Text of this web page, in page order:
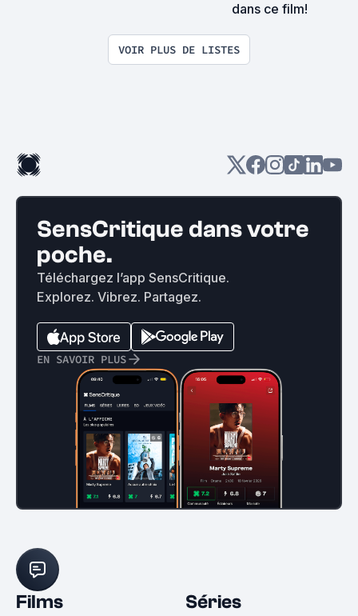
dans ce film!
VOIR PLUS DE LISTES
SensCritique dans votre
poche.
Téléchargez l’app SensCritique.
Explorez. Vibrez. Partagez.
EN SAVOIR PLUS
Films Séries